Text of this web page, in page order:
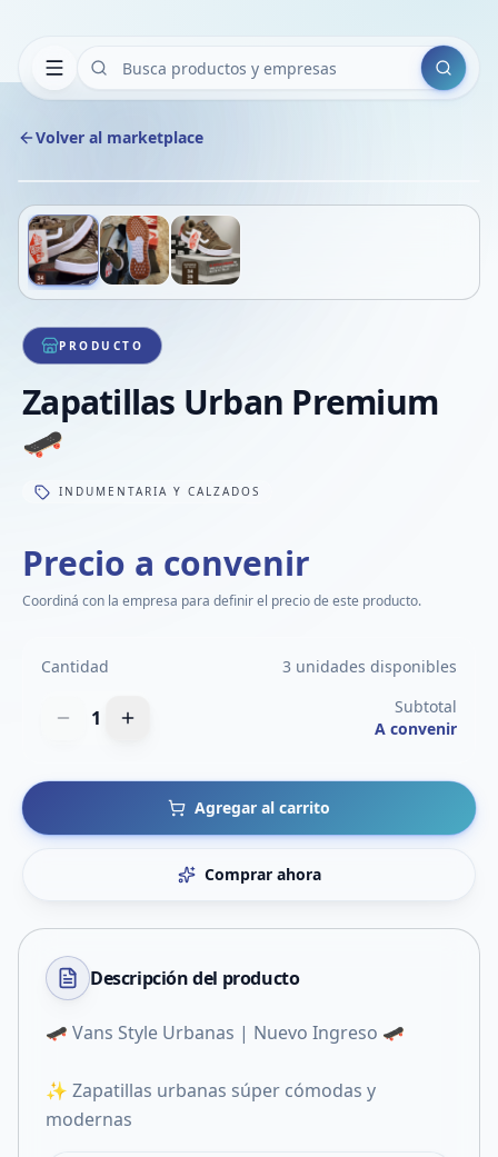
Buscar
Volver al marketplace
1/3
PRODUCTO
Zapatillas Urban Premium
🛹
INDUMENTARIA Y CALZADOS
Precio a convenir
Coordiná con la empresa para definir el precio de este producto.
Cantidad 3 unidades disponibles
1
Subtotal
A convenir
Agregar al carrito
Comprar ahora
Descripción del producto
🛹 Vans Style Urbanas | Nuevo Ingreso 🛹
✨ Zapatillas urbanas súper cómodas y
modernas